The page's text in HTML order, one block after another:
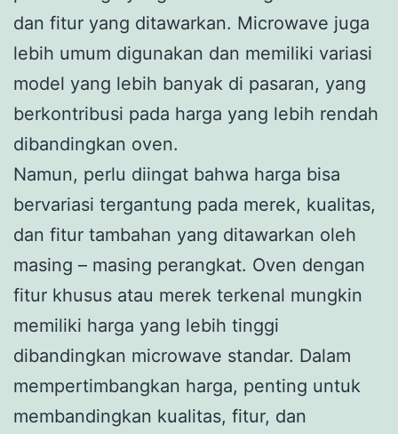
dan fitur yang ditawarkan. Microwave juga
lebih umum digunakan dan memiliki variasi
model yang lebih banyak di pasaran, yang
berkontribusi pada harga yang lebih rendah
dibandingkan oven.
Namun, perlu diingat bahwa harga bisa
bervariasi tergantung pada merek, kualitas,
dan fitur tambahan yang ditawarkan oleh
masing – masing perangkat. Oven dengan
fitur khusus atau merek terkenal mungkin
memiliki harga yang lebih tinggi
dibandingkan microwave standar. Dalam
mempertimbangkan harga, penting untuk
membandingkan kualitas, fitur, dan